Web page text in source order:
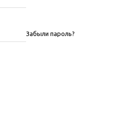
Забыли пароль?